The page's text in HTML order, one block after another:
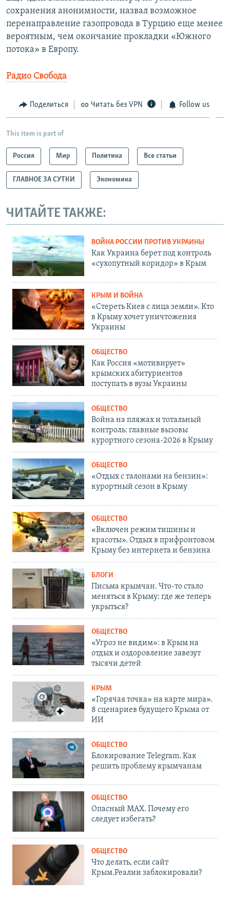
сохранения анонимности, назвал возможное
перенаправление газопровода в Турцию еще менее
вероятным, чем окончание прокладки «Южного
потока» в Европу.
Радио Свобода
Поделиться Читать без VPN Follow us
This item is part of
Россия Мир Политика Все статьи
ГЛАВНОЕ ЗА СУТКИ Экономика
ЧИТАЙТЕ ТАКЖЕ:
ВОЙНА РОССИИ ПРОТИВ УКРАИНЫ
Как Украина берет под контроль
«сухопутный коридор» в Крым
КРЫМ И ВОЙНА
«Стереть Киев с лица земли». Кто
в Крыму хочет уничтожения
Украины
ОБЩЕСТВО
Как Россия «мотивирует»
крымских абитуриентов
поступать в вузы Украины
ОБЩЕСТВО
Война на пляжах и тотальный
контроль: главные вызовы
курортного сезона-2026 в Крыму
ОБЩЕСТВО
«Отдых с талонами на бензин»:
курортный сезон в Крыму
ОБЩЕСТВО
«Включен режим тишины и
красоты». Отдых в прифронтовом
Крыму без интернета и бензина
БЛОГИ
Письма крымчан. Что-то стало
меняться в Крыму: где же теперь
укрыться?
ОБЩЕСТВО
«Угроз не видим»: в Крым на
отдых и оздоровление завезут
тысячи детей
КРЫМ
«Горячая точка» на карте мира».
8 сценариев будущего Крыма от
ИИ
ОБЩЕСТВО
Блокирование Telegram. Как
решить проблему крымчанам
ОБЩЕСТВО
Опасный MAX. Почему его
следует избегать?
ОБЩЕСТВО
Что делать, если сайт
Крым.Реалии заблокировали?